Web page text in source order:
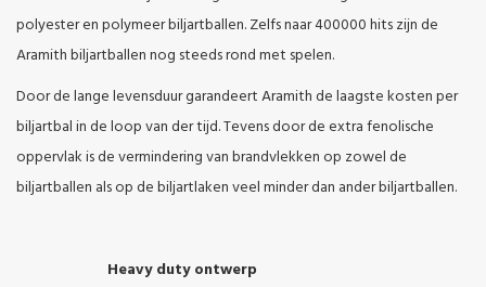
polyester en polymeer biljartballen. Zelfs naar 400000 hits zijn de
Aramith biljartballen nog steeds rond met spelen.
Door de lange levensduur garandeert Aramith de laagste kosten per
biljartbal in de loop van der tijd. Tevens door de extra fenolische
oppervlak is de vermindering van brandvlekken op zowel de
biljartballen als op de biljartlaken veel minder dan ander biljartballen.
Heavy duty ontwerp